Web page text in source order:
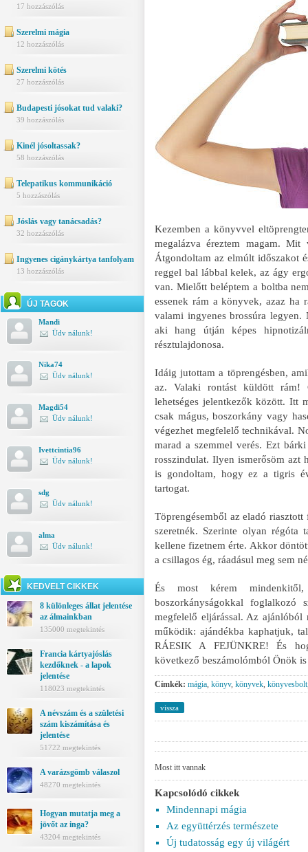
17 hozzászólás
Szerelmi mágia
12 hozzászólás
Szerelmi kötés
27 hozzászólás
Budapesti jósokat tud valaki?
39 hozzászólás
Kinél jósoltassak?
58 hozzászólás
Telepatikus kommunikáció
5 hozzászólás
Jóslás vagy tanácsadás?
32 hozzászólás
Ingyenes cigánykártya tanfolyam
13 hozzászólás
ÚJ TAGOK
Mandi
Üdv nálunk!
Nika74
Üdv nálunk!
Magdi54
Üdv nálunk!
Ivettcintia96
Üdv nálunk!
sdg
Üdv nálunk!
alma
Üdv nálunk!
KEDVELT CIKKEK
8 különleges állat jelentése
az álmainkban
135000 megtekintés
Francia kártyajóslás
kezdőknek - a lapok
jelentése
118023 megtekintés
A névszám és a születési
szám kiszámítása és
jelentése
51722 megtekintés
A varázsgömb válaszol
48270 megtekintés
Hogyan mutatja meg a
jövőt az inga?
43204 megtekintés
Kezemben a könyvvel
megalázva éreztem magam.
Átgondoltam az elmúlt időszakot
reggel bal lábbal kelek, az ágy
van. Mielőtt beléptem a boltba
essenek rám a könyvek, azaz
valami ingyenes brossúra
aki hang útján képes
résztulajdonosa.
Idáig jutottam a töprengésben,
az. Valaki rontást küldött rám!
lehetséges jelentkezők között. Itt
csak mágus, boszorkány vagy
végezhet megfelelő technikával.
marad a szemmel verés. Ezt
rosszindulat. Ilyen ismerősöm azt
is gondoltam, hogy ez a tigris
tartogat.
Töprengésemből az eladó
szeretnék. Szerinte olyan
kellene fizetnem érte. Akkor
a csillagos ég, ráadásul meg sem
És most kérem
boszorkányságokkal foglalkozó
megfelelő eljárással. Az ajánlóból
működik: ajándékba kaphatjuk,
RÁESIK A FEJÜNKRE! És
következő beszámolómból Önök
Címkék: mágia, könyv, könyvek, könyvesbolt
vissza
Most itt vannak
Kapcsolódó cikkek
Mindennapi mágia
Az együttérzés természete
Új tudatosság egy új világért